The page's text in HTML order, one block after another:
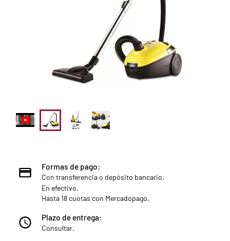
Formas de pago:
Con transferencia o depósito bancario.
En efectivo.
Hasta 18 cuotas con Mercadopago.
Plazo de entrega:
Consultar.